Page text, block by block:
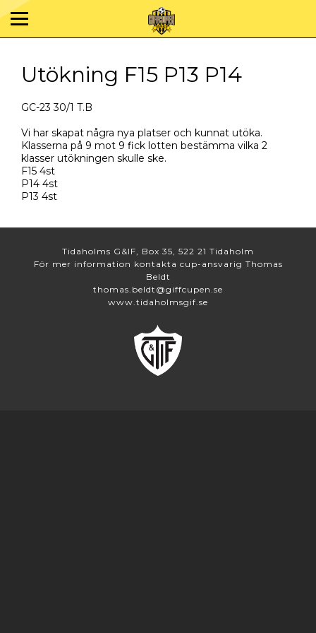
Utökning F15 P13 P14
GC-23 30/1 T.B
Vi har skapat några nya platser och kunnat utöka.
Klasserna på 9 mot 9 fick lotten bestämma vilka 2
klasser utökningen skulle ske.
F15 4st
P14 4st
P13 4st
Tidaholms G&IF, Box 35, 522 21 Tidaholm
För mer information kontakta cup-ansvarig Thomas
Beldt
thomas.beldt@giffcupen.se
www.tidaholmsgif.se